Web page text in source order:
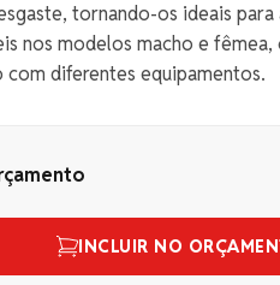
tornando-os ideais para
nos modelos macho e fêmea,
diferentes equipamentos.
INCLUIR NO